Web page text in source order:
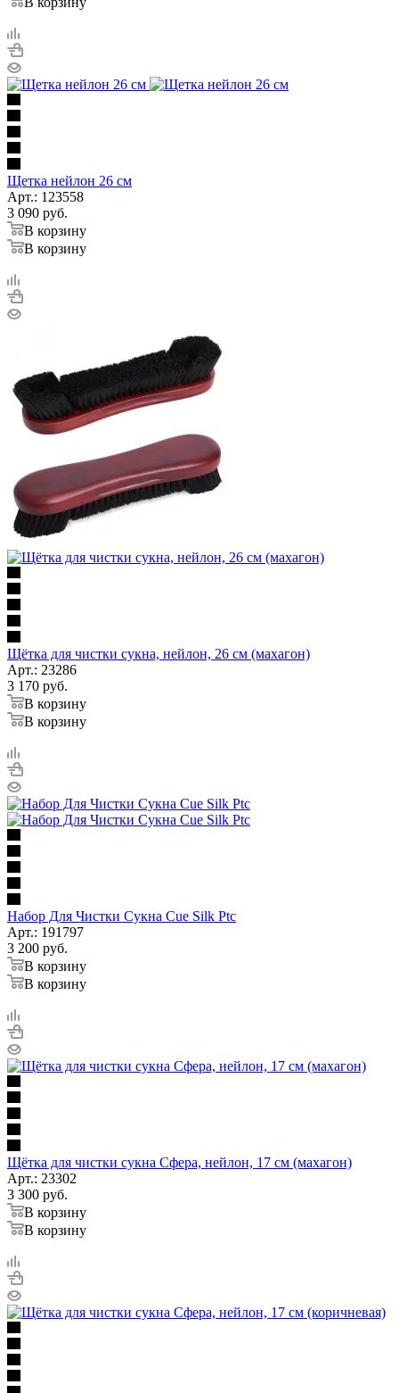
Щетка нейлон 26 см
Арт.: 123558
3 090 руб.
В корзину
В корзину
Щётка для чистки сукна, нейлон, 26 см (махагон)
Арт.: 23286
3 170 руб.
В корзину
В корзину
Набор Для Чистки Сукна Cue Silk Ptc
Арт.: 191797
3 200 руб.
В корзину
В корзину
Щётка для чистки сукна Сфера, нейлон, 17 см (махагон)
Арт.: 23302
3 300 руб.
В корзину
В корзину